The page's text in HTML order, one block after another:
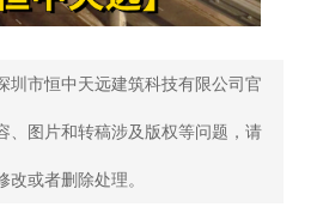
圳市恒中天远建筑科技有限公司官
、图片和转稿涉及版权等问题，请
或者删除处理。